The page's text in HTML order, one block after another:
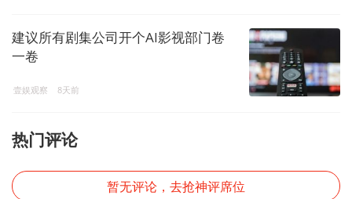
建议所有剧集公司开个AI影视部门卷
一卷
壹娱观察 8天前
热门评论
暂无评论，去抢神评席位